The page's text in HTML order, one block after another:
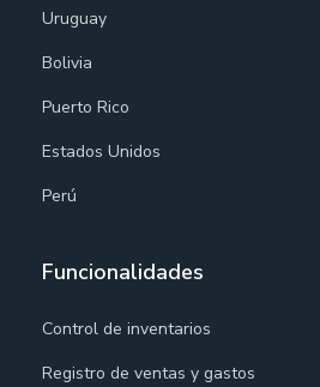
Uruguay
Bolivia
Puerto Rico
Estados Unidos
Perú
Funcionalidades
Control de inventarios
Registro de ventas y gastos